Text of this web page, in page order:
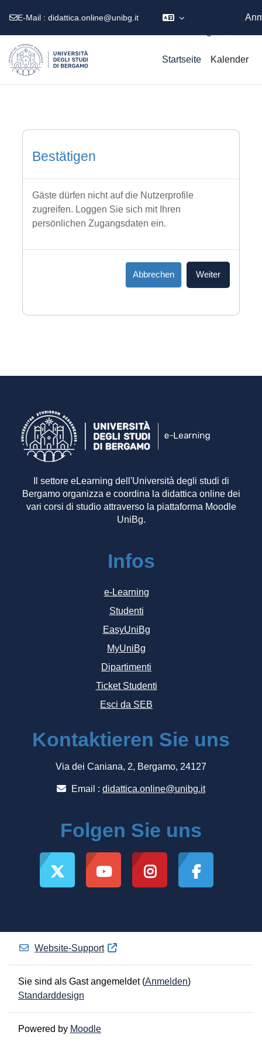
E-Mail : didattica.online@unibg.it
Startseite Kalender
Bestätigen
Gäste dürfen nicht auf die Nutzerprofile
zugreifen. Loggen Sie sich mit Ihren
persönlichen Zugangsdaten ein.
Abbrechen Weiter
Il settore eLearning dell'Università degli studi di
Bergamo organizza e coordina la didattica online dei
vari corsi di studio attraverso la piattaforma Moodle
UniBg.
Infos
e-Learning
Studenti
EasyUniBg
MyUniBg
Dipartimenti
Ticket Studenti
Esci da SEB
Kontaktieren Sie uns
Via dei Caniana, 2, Bergamo, 24127
Email : didattica.online@unibg.it
Folgen Sie uns
Website-Support
Sie sind als Gast angemeldet (Anmelden)
Standarddesign
Powered by Moodle